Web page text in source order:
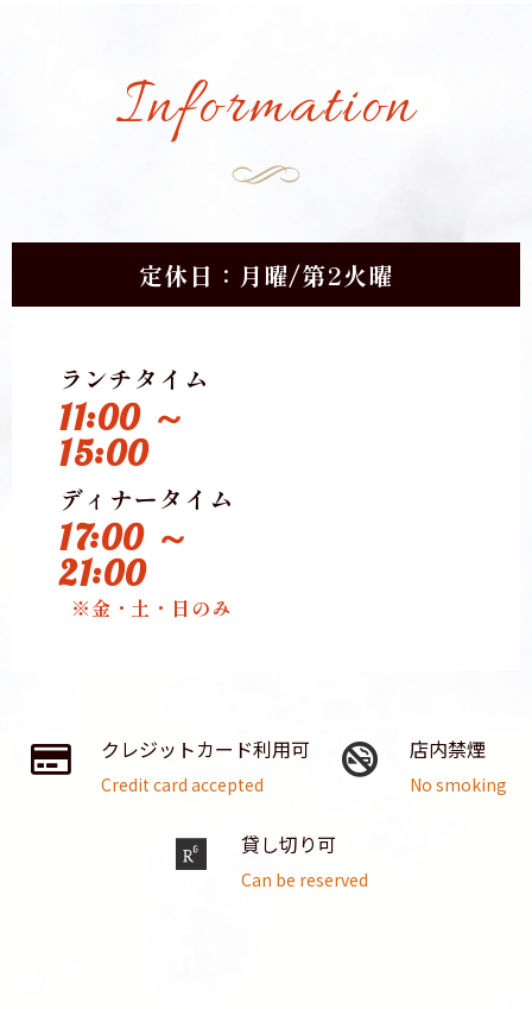
Information
定休日：月曜/第2火曜
ランチタイム
11:00 ～
15:00
ディナータイム
17:00 ～
21:00
※金・土・日のみ
クレジットカード利用可
Credit card accepted
店内禁煙
No smoking
貸し切り可
Can be reserved